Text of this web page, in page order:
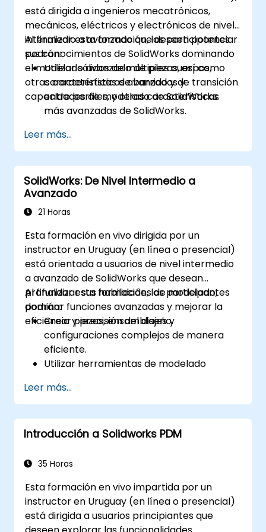
está dirigida a ingenieros mecatrónicos,
mecánicos, eléctricos y electrónicos de nivel
intermedio a avanzado que deseen potenciar
sus conocimientos de SolidWorks dominando
el modelado avanzado de piezas, así como
otras características avanzadas y
capacidades de modelado de SolidWorks.
Al finalizar esta formación, los participantes
podrán:
Utilizar sólidos de múltiples cuerpos,
características de barrido y de transición
entre perfiles, y otras características
más avanzadas de SolidWorks.
modelado de ensamblaje de SolidWorks.
Dominar las características avanzadas
de modelado de SolidWorks.
Leer más...
SolidWorks: De Nivel Intermedio a
Avanzado
21 Horas
Esta formación en vivo dirigida por un
instructor en Uruguay (en línea o presencial)
está orientada a usuarios de nivel intermedio
a avanzado de SolidWorks que desean
profundizar sus habilidades de modelado,
dominar funciones avanzadas y mejorar la
eficiencia y precisión del diseño.
Al finalizar esta formación, los participantes
podrán:
Crear piezas, ensamblajes y
configuraciones complejos de manera
eficiente.
Utilizar herramientas de modelado
(sweep/loft) y superficies.
Aplicar tablas de diseño, ecuaciones y
controles paramétricos.
Realizar simulaciones y estudios de
Leer más...
Introducción a Solidworks PDM
35 Horas
Esta formación en vivo impartida por un
instructor en Uruguay (en línea o presencial)
está dirigida a usuarios principiantes que